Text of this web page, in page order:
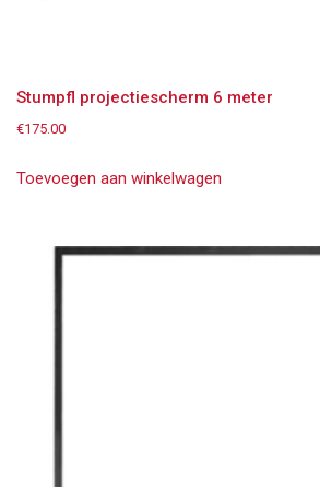
Stumpfl projectiescherm 6 meter
€175.00
Toevoegen aan winkelwagen